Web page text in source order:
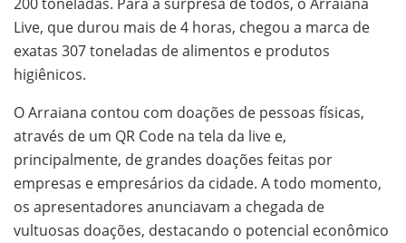
200 toneladas. Para a surpresa de todos, o Arraiana
Live, que durou mais de 4 horas, chegou a marca de
exatas 307 toneladas de alimentos e produtos
higiênicos.
O Arraiana contou com doações de pessoas físicas,
através de um QR Code na tela da live e,
principalmente, de grandes doações feitas por
empresas e empresários da cidade. A todo momento,
os apresentadores anunciavam a chegada de
vultuosas doações, destacando o potencial econômico